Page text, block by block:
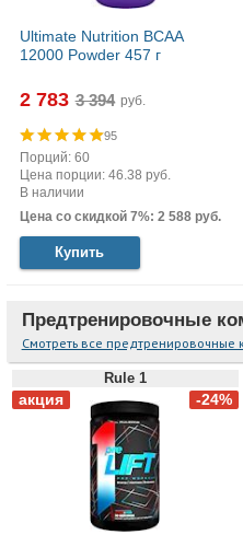
Ultimate Nutrition BCAA
12000 Powder 457 г
2 783 руб.
95
Порций: 60
Цена порции: 46.38 руб.
В наличии
Цена со скидкой 7%: 2 588 руб.
Купить
Предтренировочные
Смотреть все предтренировочные
Rule 1